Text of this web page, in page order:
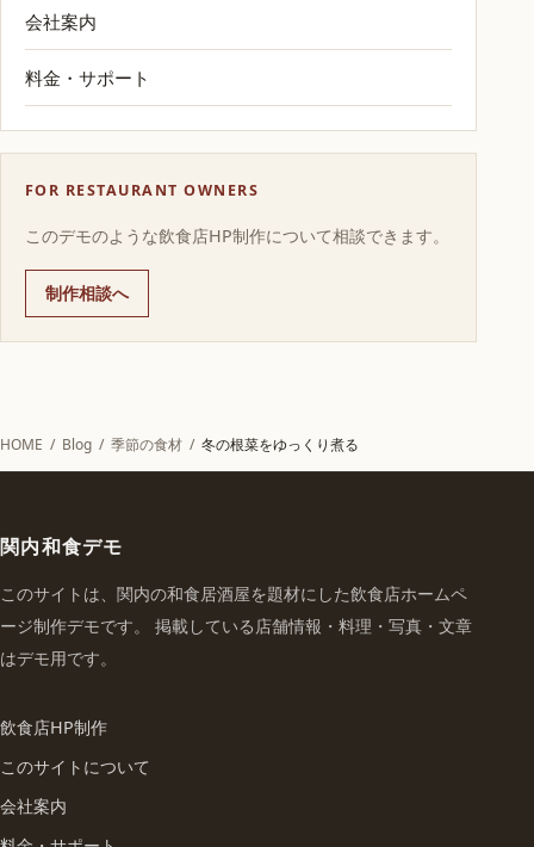
会社案内
料金・サポート
FOR RESTAURANT OWNERS
このデモのような飲食店HP制作について相談できます。
制作相談へ
HOME / Blog / 季節の食材 / 冬の根菜をゆっくり煮る
関内和食デモ
このサイトは、関内の和食居酒屋を題材にした飲食店ホームペ
ージ制作デモです。 掲載している店舗情報・料理・写真・文章
はデモ用です。
飲食店HP制作
このサイトについて
会社案内